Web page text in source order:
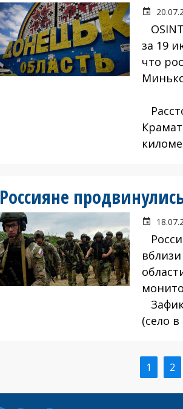
за 19
что
Россияне
(село
Текущая
1 2